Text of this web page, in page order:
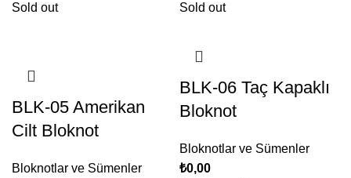
Sold out
BLK-05 Amerikan
Cilt Bloknot
Bloknotlar ve Sümenler
Sold out
BLK-06 Taç Kapaklı
Bloknot
Bloknotlar ve Sümenler
₺0,00